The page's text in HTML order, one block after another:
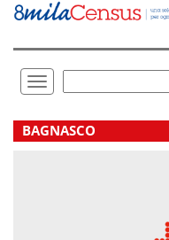
Vai
direttamente
Toggle
navigation
.
BAGNASCO